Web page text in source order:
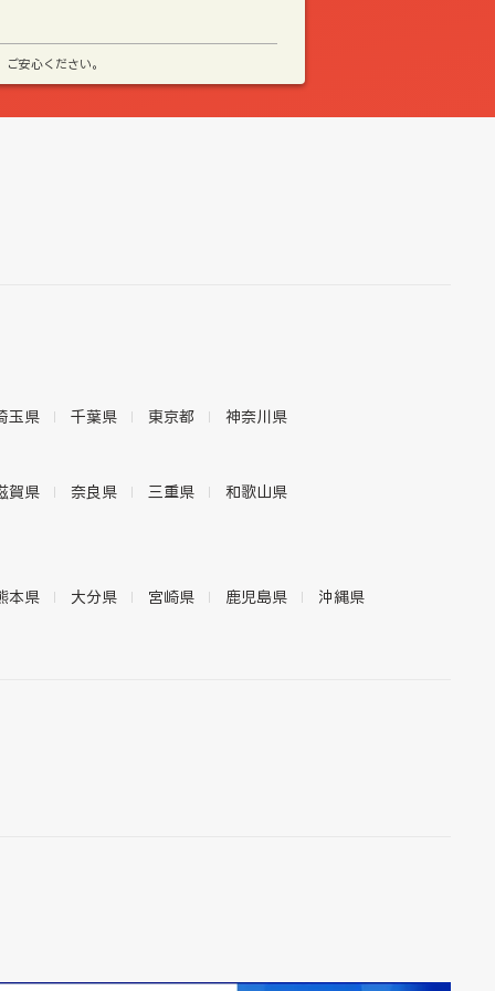
安心ください。
玉県 千葉県 東京都 神奈川県
賀県 奈良県 三重県 和歌山県
本県 大分県 宮崎県 鹿児島県 沖縄県